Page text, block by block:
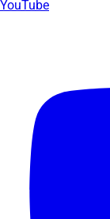
YouTube